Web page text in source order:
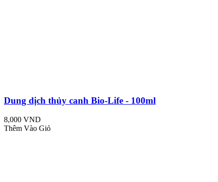
Dung dịch thủy canh Bio-Life - 100ml
8,000 VND
Thêm Vào Giỏ